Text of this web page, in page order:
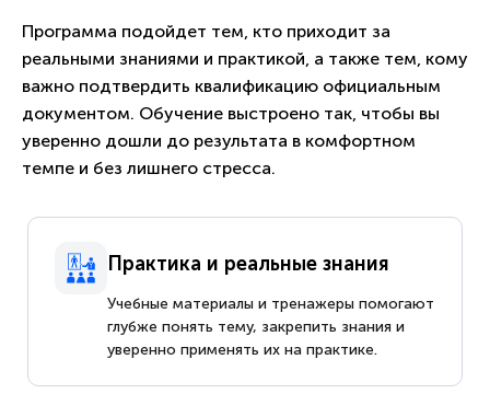
Программа подойдет тем, кто приходит за
реальными знаниями и практикой, а также тем, кому
важно подтвердить квалификацию официальным
документом. Обучение выстроено так, чтобы вы
уверенно дошли до результата в комфортном
темпе и без лишнего стресса.
Практика и реальные знания
Учебные материалы и тренажеры помогают
глубже понять тему, закрепить знания и
уверенно применять их на практике.